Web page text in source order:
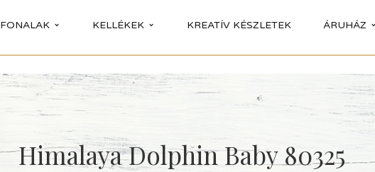
FONALAK KELLÉKEK KREATÍV KÉSZLETEK ÁRUHÁZ
Himalaya Dolphin Baby 80325